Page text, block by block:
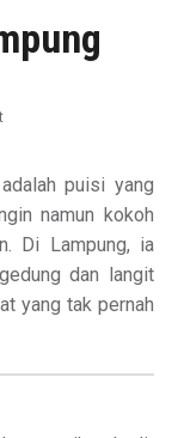
puisi yang
namun kokoh
Di Lampung, ia
dan langit
yang tak pernah